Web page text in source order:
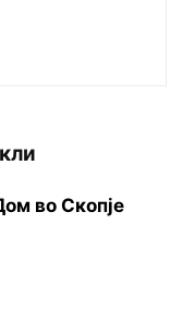
во Скопје